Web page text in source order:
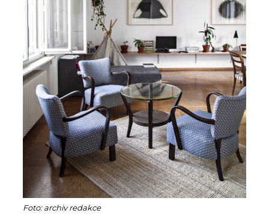
Foto: archiv redakce